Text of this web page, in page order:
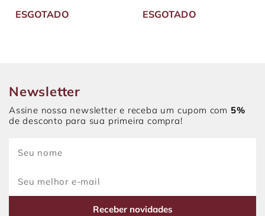
ESGOTADO ESGOTADO
Newsletter
Assine nossa newsletter e receba um cupom com 5%
de desconto para sua primeira compra!
Receber novidades